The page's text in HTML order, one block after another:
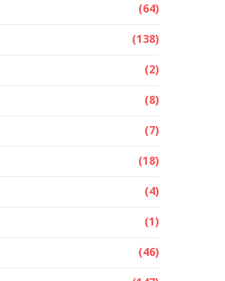
(64)
(138)
(2)
(8)
(7)
(18)
(4)
(1)
(46)